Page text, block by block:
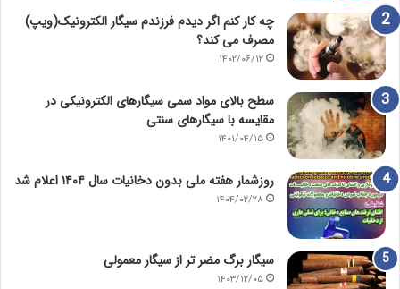
چه کار کنم اگر دیدم فرزندم سیگار الکترونیک(ویپ)
مصرف می کند؟
۱۴۰۲/۰۶/۱۲
سطح بالای مواد سمی سیگارهای الکترونیکی در
مقایسه با سیگارهای سنتی
۱۴۰۱/۰۴/۱۵
روزشمار هفته ملی بدون دخانیات سال ۱۴۰۴ اعلام شد
۱۴۰۴/۰۲/۲۸
سیگار برگ مضر تر از سیگار معمولی
۱۴۰۳/۱۲/۰۵